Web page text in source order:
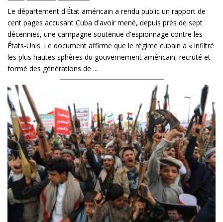
Le département d'État américain a rendu public un rapport de
cent pages accusant Cuba d'avoir mené, depuis près de sept
décennies, une campagne soutenue d'espionnage contre les
États-Unis. Le document affirme que le régime cubain a « infiltré
les plus hautes sphères du gouvernement américain, recruté et
formé des générations de ...